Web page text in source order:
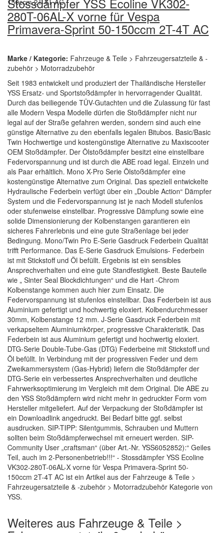
280T-06AL-X vorne für Vespa
Primavera-Sprint 50-150ccm 2T-4T AC
Marke / Kategorie: Fahrzeuge & Teile > Fahrzeugersatzteile & -
zubehör > Motorradzubehör
Seit 1983 entwickelt und produziert der Thailändische Hersteller
YSS Ersatz- und Sportstoßdämpfer in hervorragender Qualität.
Durch das beiliegende TÜV-Gutachten und die Zulassung für fast
alle Modern Vespa Modelle dürfen die Stoßdämpfer nicht nur
legal auf der Straße gefahren werden, sondern sind auch eine
günstige Alternative zu den ebenfalls legalen Bitubos. Basic/Basic
Twin Hochwertige und kostengünstige Alternative zu Maxiscooter
OEM Stoßdämpfer. Der Ölstoßdämpfer besitzt eine einstellbare
Federvorspannung und ist durch die ABE road legal. Einzeln und
als Paar erhältlich. Mono X-Pro Serie Ölstoßdämpfer eine
kostengünstige Alternative zum Original. Das speziell entwickelte
Hydraulische Federbein verfügt über ein „Double Action“ Dämpfer
System und die Federvorspannung ist je nach Modell stufenlos
oder stufenweise einstellbar. Progressive Dämpfung sowie eine
solide Dimensionierung der Kolbenstangen garantieren ein
sicheres Fahrerlebnis und eine gute Straßenlage bei jeder
Bedingung. Mono/Twin Pro E-Serie Gasdruck Federbein Qualität
trifft Performance. Das E-Serie Gasdruck Emulsions- Federbein
ist mit Stickstoff und Öl befüllt. Ergebnis ist ein sensibles
Ansprechverhalten und eine gute Standfestigkeit. Beste Bauteile
wie „ Sinter Seal Blockdichtungen“ und die Hart -Chrom
Kolbenstange kommen auch hier zum Einsatz. Die
Federvorspannung ist stufenlos einstellbar. Das Federbein ist aus
Aluminium gefertigt und hochwertig eloxiert. Kolbendurchmesser
30mm, Kolbenstange 12 mm. J-Serie Gasdruck Federbein mit
verkapseltem Aluminiumkörper, progressive Charakteristik. Das
Federbein ist aus Aluminium gefertigt und hochwertig eloxiert.
DTG-Serie Double-Tube-Gas (DTG) Federbeine mit Stickstoff und
Öl befüllt. In Verbindung mit der progressiven Feder und dem
Zweikammersystem (Gas-Hybrid) liefern die Stoßdämpfer der
DTG-Serie ein verbessertes Ansprechverhalten und deutliche
Fahrwerksoptimierung im Vergleich mit dem Original. Die ABE zu
den YSS Stoßdämpfern wird nicht mehr in gedruckter Form vom
Hersteller mitgeliefert. Auf der Verpackung der Stoßdämpfer ist
ein Downloadlink angedruckt. Bei Bedarf bitte ggf. selbst
ausdrucken. SIP-TIPP: Silentgummis, Schrauben und Muttern
sollten beim Stoßdämpferwechsel mit erneuert werden. SIP-
Community User „craftsman“ (über Art.-Nr. YSS6052852):“ Geiles
Teil, auch im 2-Personenbetrieb!!!“ - Stossdämpfer YSS Ecoline
VK302-280T-06AL-X vorne für Vespa Primavera-Sprint 50-
150ccm 2T-4T AC ist ein Artikel aus der Fahrzeuge & Teile >
Fahrzeugersatzteile & -zubehör > Motorradzubehör Kategorie von
YSS.
Weiteres aus Fahrzeuge & Teile >